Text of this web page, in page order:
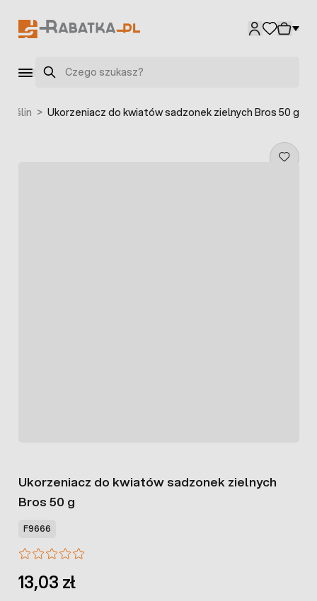
Szukaj
roślin > Ukorzeniacz do kwiatów sadzonek zielnych Bros 50 g
Ukorzeniacz do kwiatów sadzonek zielnych
Bros 50 g
F9666
13,03 zł